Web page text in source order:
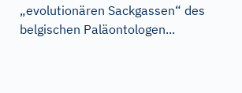
„evolutionären Sackgassen“ des
belgischen Paläontologen...